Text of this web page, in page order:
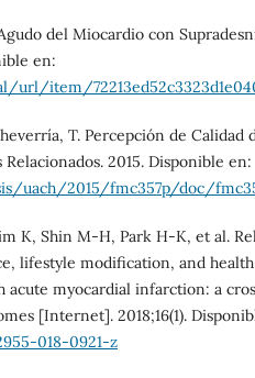
del Miocardio con
en:
item/
T. Percepción de Calidad
2015. Disponible en:
uach/2015/fmc357p/doc/
K, Shin M-H, Park H-K, et al.
lifestyle modification, and
myocardial infarction: a
[Internet]. 2018;16(1).
018-0921-z